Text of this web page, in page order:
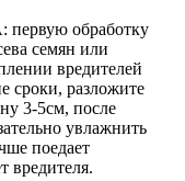
обработку
семян или
вредителей
сроки, разложите
3-5см, после
увлажнить
поедает
вредителя.